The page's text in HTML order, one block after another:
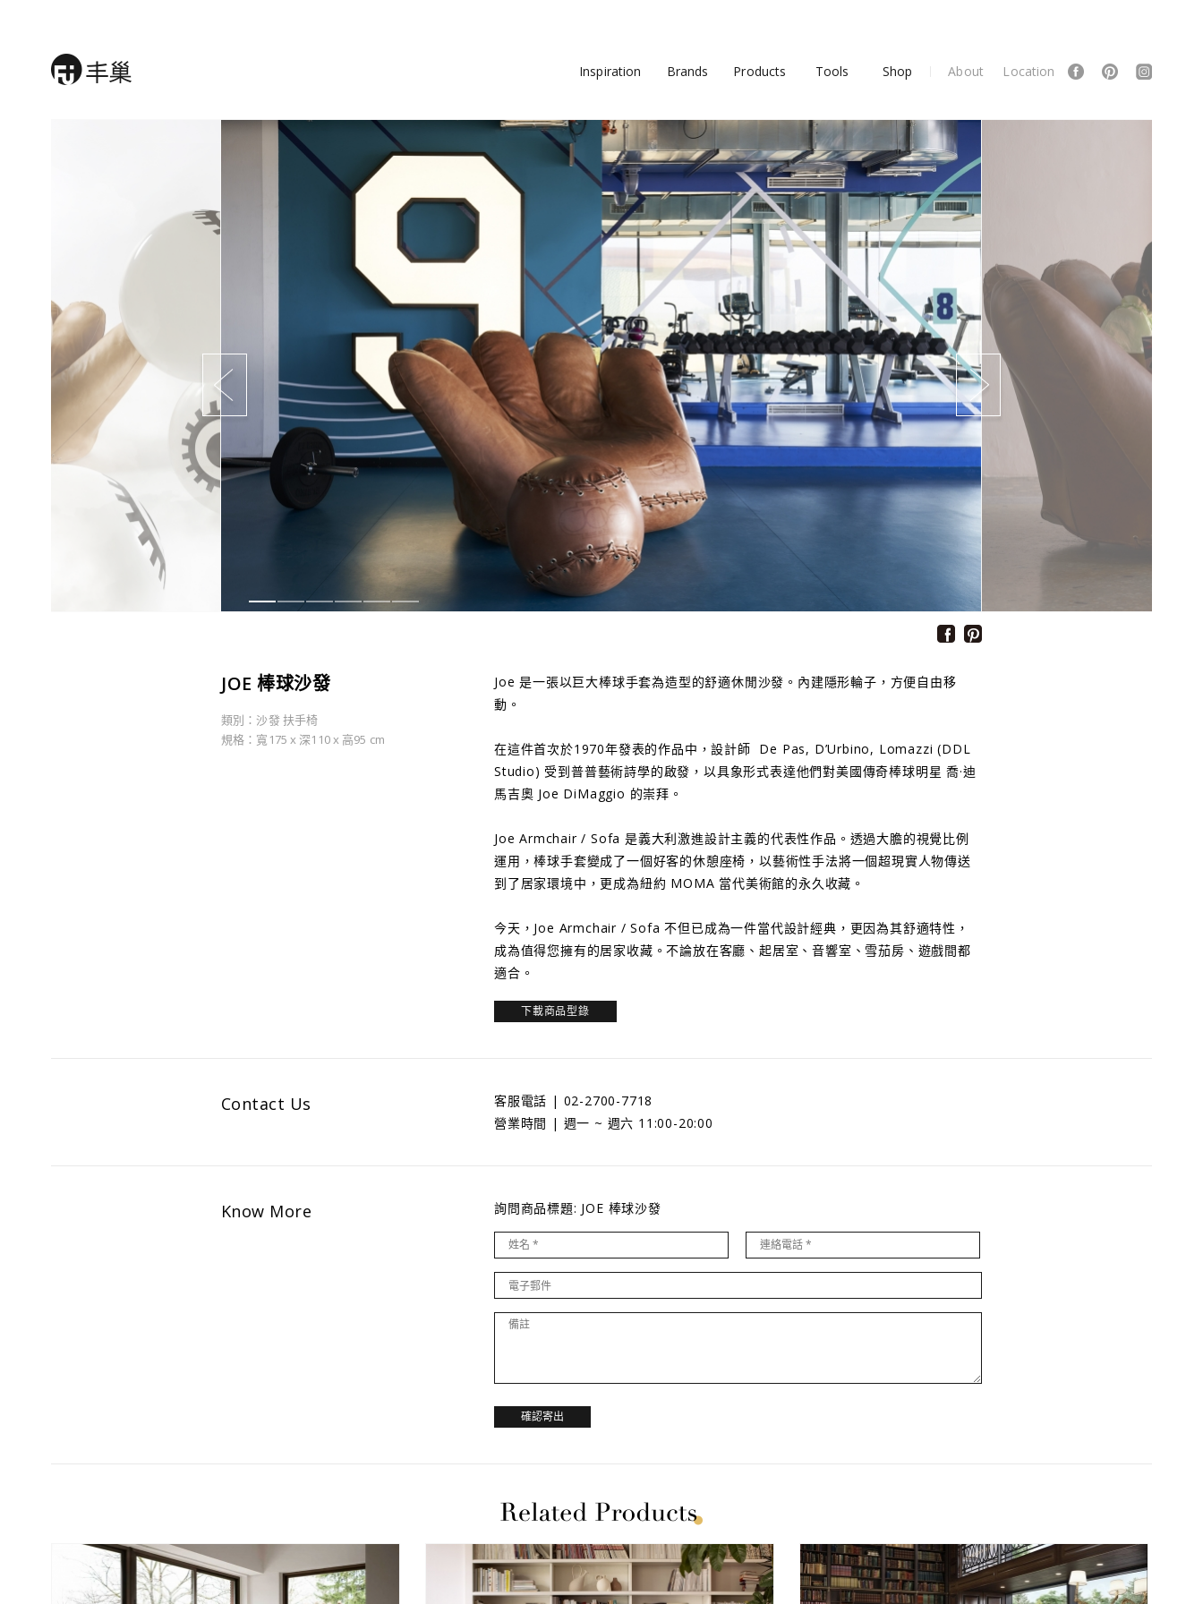
Inspiration Brands Products Tools Shop About Location
JOE 棒球沙發
類別：沙發 扶手椅
規格：寬175 x 深110 x 高95 cm
Joe 是一張以巨大棒球手套為造型的舒適休閒沙發。內建隱形輪子，方便自由移
動。
在這件首次於1970年發表的作品中，設計師 De Pas, D’Urbino, Lomazzi (DDL
Studio) 受到普普藝術詩學的啟發，以具象形式表達​​他們對美國傳奇棒球明星 喬·迪
馬吉奧 Joe DiMaggio 的崇拜。
Joe Armchair / Sofa 是義大利激進設計主義的代表性作品。透過大膽的視覺比例
運用，棒球手套變成了一個好客的休憩座椅，以藝術性手法將一個超現實人物傳送
到了居家環境中，更成為紐約 MOMA 當代美術館的永久收藏。
今天，Joe Armchair / Sofa 不但已成為一件當代設計經典，更因為其舒適特性，
成為值得您擁有的居家收藏。不論放在客廳、起居室、音響室、雪茄房、遊戲間都
適合。
下載商品型錄
Contact Us
客服電話 | 02-2700-7718
營業時間 | 週一 ~ 週六 11:00-20:00
Know More 詢問商品標題: JOE 棒球沙發
確認寄出